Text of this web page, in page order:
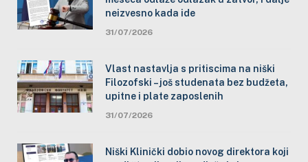
neizvesno kada ide
31/07/2026
Vlast nastavlja s pritiscima na niški
Filozofski – još studenata bez budžeta,
upitne i plate zaposlenih
31/07/2026
Niški Klinički dobio novog direktora koji